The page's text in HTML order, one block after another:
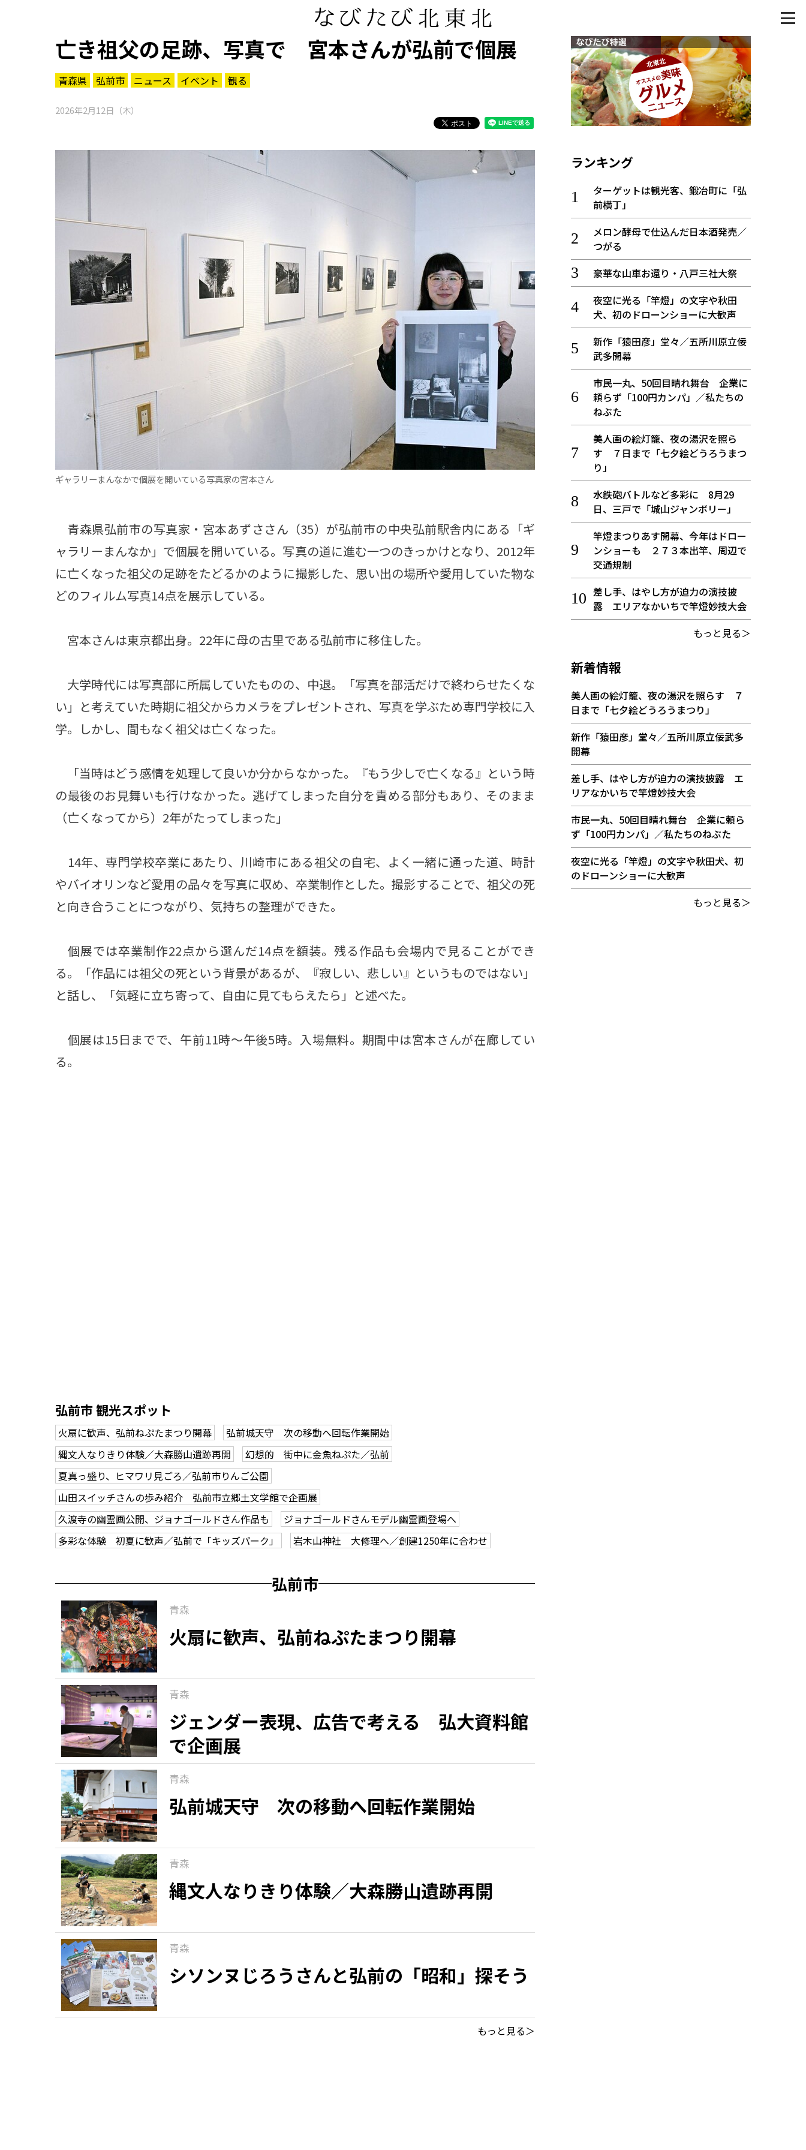
亡き祖父の足跡、写真で 宮本さんが弘前で個展
青森県 弘前市 ニュース イベント 観る
2026年2月12日（木）
ギャラリーまんなかで個展を開いている写真家の宮本さん
青森県弘前市の写真家・宮本あずささん（35）が弘前市の中央弘前駅舎内にある「ギ
ャラリーまんなか」で個展を開いている。写真の道に進む一つのきっかけとなり、2012年
に亡くなった祖父の足跡をたどるかのように撮影した、思い出の場所や愛用していた物な
どのフィルム写真14点を展示している。
宮本さんは東京都出身。22年に母の古里である弘前市に移住した。
大学時代には写真部に所属していたものの、中退。「写真を部活だけで終わらせたくな
い」と考えていた時期に祖父からカメラをプレゼントされ、写真を学ぶため専門学校に入
学。しかし、間もなく祖父は亡くなった。
「当時はどう感情を処理して良いか分からなかった。『もう少しで亡くなる』という時
の最後のお見舞いも行けなかった。逃げてしまった自分を責める部分もあり、そのまま
（亡くなってから）2年がたってしまった」
14年、専門学校卒業にあたり、川崎市にある祖父の自宅、よく一緒に通った道、時計
やバイオリンなど愛用の品々を写真に収め、卒業制作とした。撮影することで、祖父の死
と向き合うことにつながり、気持ちの整理ができた。
個展では卒業制作22点から選んだ14点を額装。残る作品も会場内で見ることができ
る。「作品には祖父の死という背景があるが、『寂しい、悲しい』というものではない」
と話し、「気軽に立ち寄って、自由に見てもらえたら」と述べた。
個展は15日までで、午前11時～午後5時。入場無料。期間中は宮本さんが在廊してい
る。
弘前市 観光スポット
火扇に歓声、弘前ねぷたまつり開幕
弘前城天守 次の移動へ回転作業開始
縄文人なりきり体験／大森勝山遺跡再開
幻想的 街中に金魚ねぷた／弘前
夏真っ盛り、ヒマワリ見ごろ／弘前市りんご公園
山田スイッチさんの歩み紹介 弘前市立郷土文学館で企画展
久渡寺の幽霊画公開、ジョナゴールドさん作品も
ジョナゴールドさんモデル幽霊画登場へ
多彩な体験 初夏に歓声／弘前で「キッズパーク」
岩木山神社 大修理へ／創建1250年に合わせ
弘前市
青森
火扇に歓声、弘前ねぷたまつり開幕
青森
ジェンダー表現、広告で考える 弘大資料館
で企画展
青森
弘前城天守 次の移動へ回転作業開始
青森
縄文人なりきり体験／大森勝山遺跡再開
青森
シソンヌじろうさんと弘前の「昭和」探そう
もっと見る＞
ランキング
ターゲットは観光客、鍛冶町に「弘
前横丁」
メロン酵母で仕込んだ日本酒発売／
つがる
豪華な山車お還り・八戸三社大祭
夜空に光る「竿燈」の文字や秋田
犬、初のドローンショーに大歓声
新作「猿田彦」堂々／五所川原立佞
武多開幕
市民一丸、50回目晴れ舞台 企業に
頼らず「100円カンパ」／私たちの
ねぶた
美人画の絵灯籠、夜の湯沢を照ら
す ７日まで「七夕絵どうろうまつ
り」
水鉄砲バトルなど多彩に 8月29
日、三戸で「城山ジャンボリー」
竿燈まつりあす開幕、今年はドロー
ンショーも ２７３本出竿、周辺で
交通規制
差し手、はやし方が迫力の演技披
露 エリアなかいちで竿燈妙技大会
もっと見る＞
新着情報
美人画の絵灯籠、夜の湯沢を照らす ７
日まで「七夕絵どうろうまつり」
新作「猿田彦」堂々／五所川原立佞武多
開幕
差し手、はやし方が迫力の演技披露 エ
リアなかいちで竿燈妙技大会
市民一丸、50回目晴れ舞台 企業に頼ら
ず「100円カンパ」／私たちのねぶた
夜空に光る「竿燈」の文字や秋田犬、初
のドローンショーに大歓声
もっと見る＞
パワースポット
アウトドア・レジャー